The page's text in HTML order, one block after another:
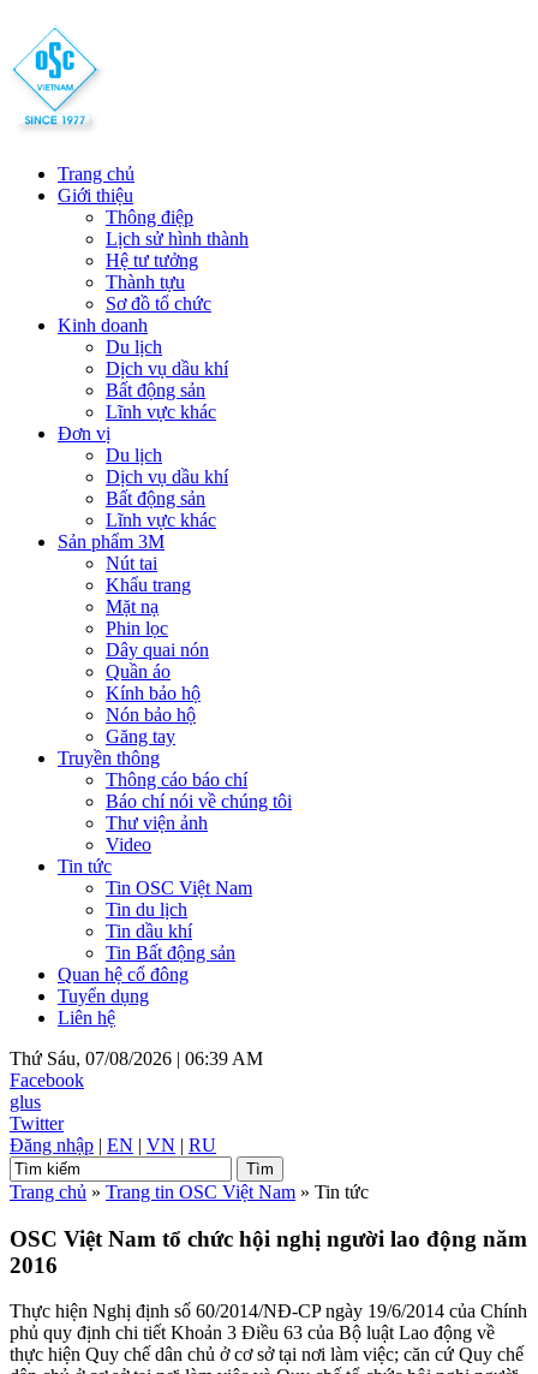
Trang chủ
Giới thiệu
Thông điệp
Lịch sử hình thành
Hệ tư tưởng
Thành tựu
Sơ đồ tổ chức
Kinh doanh
Du lịch
Dịch vụ dầu khí
Bất động sản
Lĩnh vực khác
Đơn vị
Du lịch
Dịch vụ dầu khí
Bất động sản
Lĩnh vực khác
Sản phẩm 3M
Nút tai
Khẩu trang
Mặt nạ
Phin lọc
Dây quai nón
Quần áo
Kính bảo hộ
Nón bảo hộ
Găng tay
Truyền thông
Thông cáo báo chí
Báo chí nói về chúng tôi
Thư viện ảnh
Video
Tin tức
Tin OSC Việt Nam
Tin du lịch
Tin dầu khí
Tin Bất động sản
Quan hệ cổ đông
Tuyển dụng
Liên hệ
Thứ Sáu, 07/08/2026 | 06:39 AM
Facebook
glus
Twitter
Đăng nhập | EN | VN | RU
Trang chủ » Trang tin OSC Việt Nam » Tin tức
OSC Việt Nam tổ chức hội nghị người lao động năm
2016
Thực hiện Nghị định số 60/2014/NĐ-CP ngày 19/6/2014 của Chính
phủ quy định chi tiết Khoản 3 Điều 63 của Bộ luật Lao động về
thực hiện Quy chế dân chủ ở cơ sở tại nơi làm việc; căn cứ Quy chế